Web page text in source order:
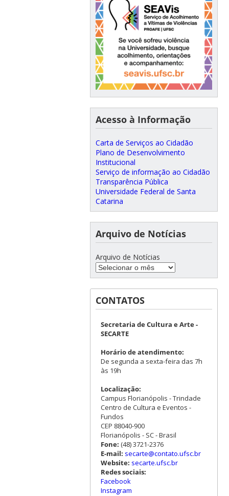
Acesso à Informação
Carta de Serviços ao Cidadão
Plano de Desenvolvimento
Institucional
Serviço de informação ao Cidadão
Transparência Pública
Universidade Federal de Santa
Catarina
Arquivo de Notícias
Arquivo de Notícias
CONTATOS
Secretaria de Cultura e Arte -
SECARTE
Horário de atendimento:
De segunda a sexta-feira das 7h
às 19h
Localização:
Campus Florianópolis - Trindade
Centro de Cultura e Eventos -
Fundos
CEP 88040-900
Florianópolis - SC - Brasil
Fone: (48) 3721-2376
E-mail: secarte@contato.ufsc.br
Website: secarte.ufsc.br
Redes sociais:
Facebook
Instagram